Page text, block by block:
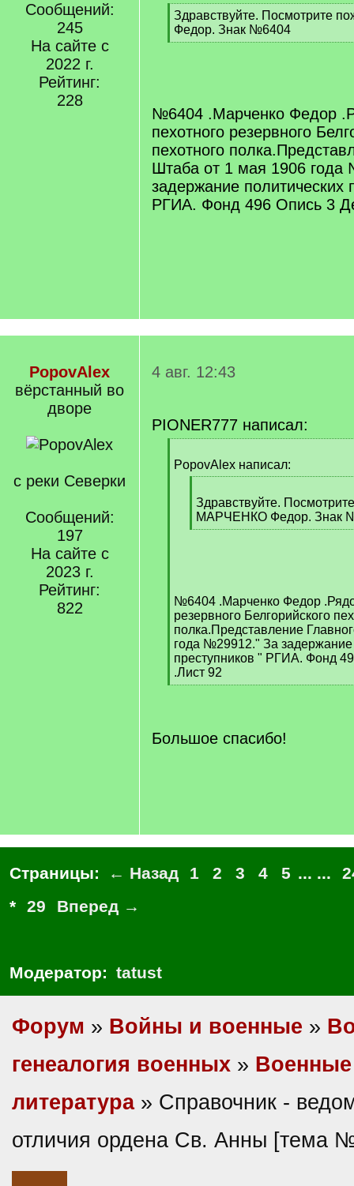
Сообщений:
245
На сайте с
2022 г.
Рейтинг:
228
[
q
]
Здравствуйте. Посмотрите
Федор. Знак №6404
[
№6404 .Марченко Федор
пехотного резервного
пехотного
Штаба от 1 мая 1906 года
задержание политических
РГИА. Фонд 496 Опись 3
PopovAlex
вëрстанный во
дворе
с реки Северки
Сообщений:
197
На сайте с
2023 г.
Рейтинг:
822
4 авг. 12:43
PIONER777 написал:
q
PopovAlex написал:
q
]
Здравствуйте.
МАРЧЕНКО Федор. Знак
[
№6404 .Марченко Федор
резервного Белгорийского
полка.Представление
года №29912." За задержание
преступников " РГИА. Фонд
.Лист 92
[
Большое спасибо!
Страницы: ← Назад 1 2 3 4 5 ... ...
*
29 Вперед →
Модератор: tatust
Форум » Войны и военные »
генеалогия военных » Военные
литература» Справочник -
отличия ордена Св. Анны [тема